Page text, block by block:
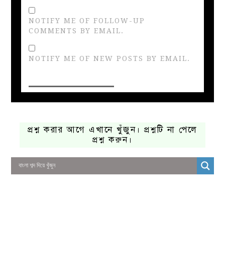
NOTIFY ME OF FOLLOW-UP
COMMENTS BY EMAIL.
NOTIFY ME OF NEW POSTS BY EMAIL.
প্রশ্ন করার আগে এখানে খুঁজুন। প্রশ্নটি না পেলে
প্রশ্ন করুন।